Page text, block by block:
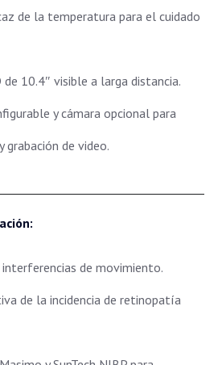
de la temperatura para el cuidado
10.4″ visible a larga distancia.
y cámara opcional para
grabación de video.
de movimiento.
de la incidencia de retinopatía